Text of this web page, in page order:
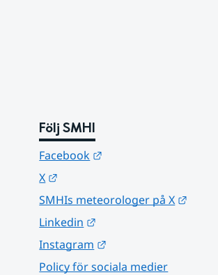
Följ SMHI
Facebook
X
SMHIs meteorologer på X
Linkedin
Instagram
Policy för sociala medier